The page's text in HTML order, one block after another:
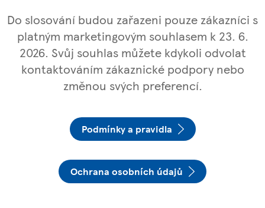
Do slosování budou zařazeni pouze zákazníci s
platným marketingovým souhlasem k 23. 6.
2026. Svůj souhlas můžete kdykoli odvolat
kontaktováním zákaznické podpory nebo
změnou svých preferencí.
Podmínky a pravidla
Ochrana osobních údajů